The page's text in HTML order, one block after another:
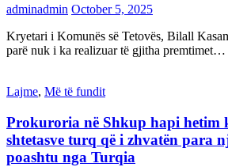
adminadmin October 5, 2025
Kryetari i Komunës së Tetovës, Bilall
parë nuk i ka realizuar të gjitha premtimet…
Lajme, Më të fundit
Prokuroria në Shkup hapi hetim
shtetasve turq që i zhvatën para
poashtu nga Turqia